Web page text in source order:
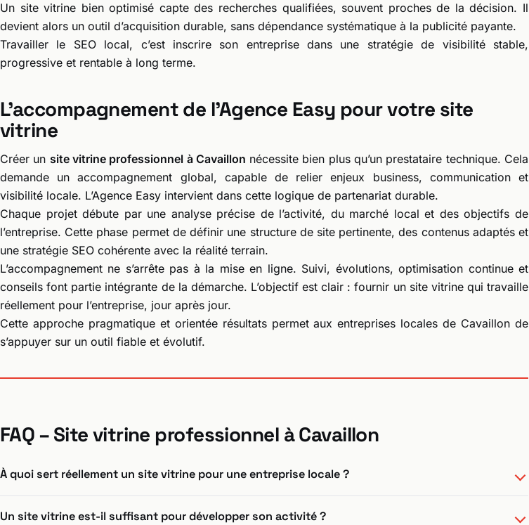
Un site vitrine bien optimisé capte des recherches qualifiées, souvent proches de la décision. Il
devient alors un outil d’acquisition durable, sans dépendance systématique à la publicité payante.
Travailler le SEO local, c’est inscrire son entreprise dans une stratégie de visibilité stable,
progressive et rentable à long terme.
L’accompagnement de l’Agence Easy pour votre site
vitrine
Créer un site vitrine professionnel à Cavaillon nécessite bien plus qu’un prestataire technique. Cela
demande un accompagnement global, capable de relier enjeux business, communication et
visibilité locale. L’Agence Easy intervient dans cette logique de partenariat durable.
Chaque projet débute par une analyse précise de l’activité, du marché local et des objectifs de
l’entreprise. Cette phase permet de définir une structure de site pertinente, des contenus adaptés et
une stratégie SEO cohérente avec la réalité terrain.
L’accompagnement ne s’arrête pas à la mise en ligne. Suivi, évolutions, optimisation continue et
conseils font partie intégrante de la démarche. L’objectif est clair : fournir un site vitrine qui travaille
réellement pour l’entreprise, jour après jour.
Cette approche pragmatique et orientée résultats permet aux entreprises locales de Cavaillon de
s’appuyer sur un outil fiable et évolutif.
FAQ – Site vitrine professionnel à Cavaillon
À quoi sert réellement un site vitrine pour une entreprise locale ?
Un site vitrine est-il suffisant pour développer son activité ?